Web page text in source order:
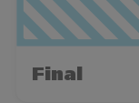
Final